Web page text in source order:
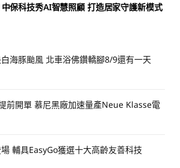
保科技秀AI智慧照顧 打造居家守護新模式
海豚颱風 北車浴佛鑽轎腳8/9還有一天
前開單 慕尼黑廠加速量產Neue Klasse電
輔具EasyGo獲選十大高齡友善科技